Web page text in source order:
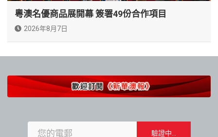
粵澳名優商品展開幕 簽署49份合作項目
2026年8月7日